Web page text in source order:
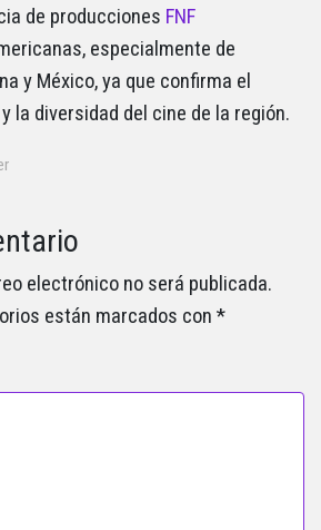
de producciones FNF
especialmente de
y México, ya que confirma el
la diversidad del cine de la región.
electrónico no será publicada.
están marcados con *